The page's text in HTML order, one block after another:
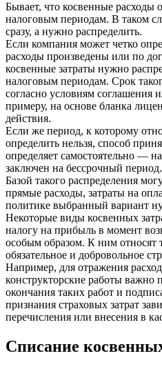
Бывает, что косвенные расходы
налоговым периодам. В таком
сразу, а нужно распределить.
Если компания может четко
расходы произведены или по
косвенные затраты нужно
налоговым периодам. Срок
согласно условиям соглашения
примеру, на основе бланка
действия.
Если же период, к которому
определить нельзя, способ
определяет самостоятельно —
заключен на бессрочный период.
Базой такого распределения
прямые расходы, затраты на
политике выбранный вариант
Некоторые виды косвенных
налогу на прибыль в момент
особым образом. К ним
обязательное и добровольное
Например, для отражения
конструкторские работы
окончания таких работ и
признания страховых затрат
перечисления или внесения в
Списание